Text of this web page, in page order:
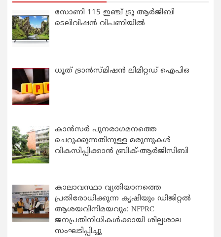
സോണി 115 ഇഞ്ച് ട്രൂ ആർജിബി
ടെലിവിഷൻ വിപണിയിൽ
ധൂത് ട്രാൻസ്മിഷൻ ലിമിറ്റഡ് ഐപിഒ
കാന്‍സര്‍ പുനരാഗമനത്തെ
ചെറുക്കുന്നതിനുള്ള മരുന്നുകള്‍
വികസിപ്പിക്കാന്‍ ബ്രിക്-ആര്‍ജിസിബി
കാലാവസ്ഥാ വ്യതിയാനത്തെ
പ്രതിരോധിക്കുന്ന കൃഷിയും ഡിജിറ്റൽ
ആശയവിനിമയവും: NFPRC
ജനപ്രതിനിധികൾക്കായി ശില്പശാല
സംഘടിപ്പിച്ചു